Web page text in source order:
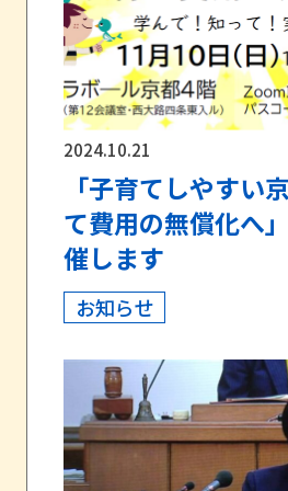
2024.10.21
「子育てしやすい
て費用の無償化へ
催します
お知らせ